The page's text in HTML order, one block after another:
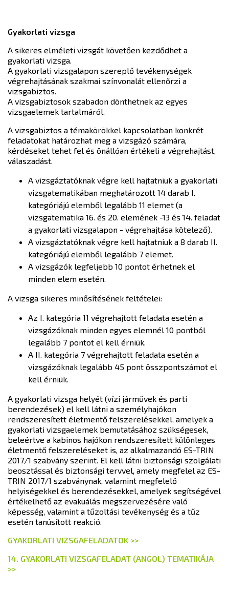
Gyakorlati vizsga
A sikeres elméleti vizsgát követően kezdődhet a
gyakorlati vizsga.
A gyakorlati vizsgalapon szereplő tevékenységek
végrehajtásának szakmai színvonalát ellenőrzi a
vizsgabiztos.
A vizsgabiztosok szabadon dönthetnek az egyes
vizsgaelemek tartalmáról.
A vizsgabiztos a témakörökkel kapcsolatban konkrét
feladatokat határozhat meg a vizsgázó számára,
kérdéseket tehet fel és önállóan értékeli a végrehajtást,
válaszadást.
A vizsgáztatóknak végre kell hajtatniuk a gyakorlati
vizsgatematikában meghatározott 14 darab I.
kategóriájú elemből legalább 11 elemet (a
vizsgatematika 16. és 20. elemének -13 és 14. feladat
a gyakorlati vizsgalapon - végrehajtása kötelező).
A vizsgáztatóknak végre kell hajtatniuk a 8 darab II.
kategóriájú elemből legalább 7 elemet.
A vizsgázók legfeljebb 10 pontot érhetnek el
minden elem esetén.
A vizsga sikeres minősítésének feltételei:
Az I. kategória 11 végrehajtott feladata esetén a
vizsgázóknak minden egyes elemnél 10 pontból
legalább 7 pontot el kell érniük.
A II. kategória 7 végrehajtott feladata esetén a
vizsgázóknak legalább 45 pont összpontszámot el
kell érniük.
A gyakorlati vizsga helyét (vízi járművek és parti
berendezések) el kell látni a személyhajókon
rendszeresített életmentő felszerelésekkel, amelyek a
gyakorlati vizsgaelemek bemutatásához szükségesek,
beleértve a kabinos hajókon rendszeresített különleges
életmentő felszereléseket is, az alkalmazandó ES-TRIN
2017/1 szabvány szerint. El kell látni biztonsági szolgálati
beosztással és biztonsági tervvel, amely megfelel az ES-
TRIN 2017/1 szabványnak, valamint megfelelő
helyiségekkel és berendezésekkel, amelyek segítségével
értékelhető az evakuálás megszervezésére való
képesség, valamint a tűzoltási tevékenység és a tűz
esetén tanúsított reakció.
GYAKORLATI VIZSGAFELADATOK >>
14. GYAKORLATI VIZSGAFELADAT (ANGOL) TEMATIKÁJA
>>